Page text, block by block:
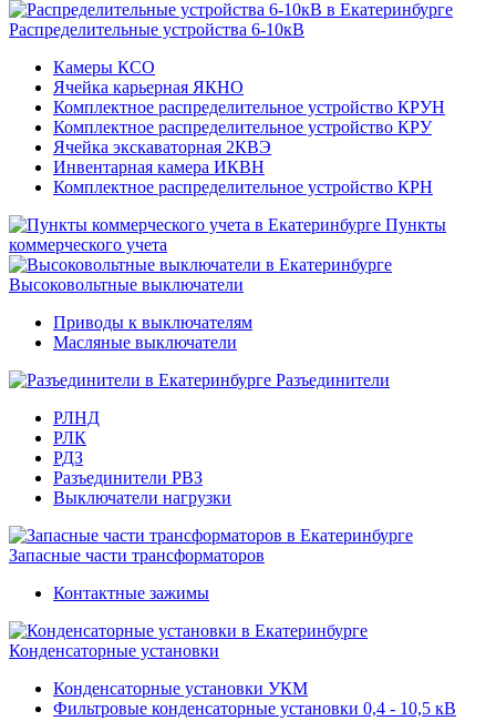
Распределительные устройства 6-10кВ
Камеры КСО
Ячейка карьерная ЯКНО
Комплектное распределительное устройство КРУН
Комплектное распределительное устройство КРУ
Ячейка экскаваторная 2КВЭ
Инвентарная камера ИКВН
Комплектное распределительное устройство КРН
Пункты
коммерческого учета
Высоковольтные выключатели
Приводы к выключателям
Масляные выключатели
Разъединители
РЛНД
РЛК
РДЗ
Разъединители РВЗ
Выключатели нагрузки
Запасные части трансформаторов
Контактные зажимы
Конденсаторные установки
Конденсаторные установки УКМ
Фильтровые конденсаторные установки 0,4 - 10,5 кВ